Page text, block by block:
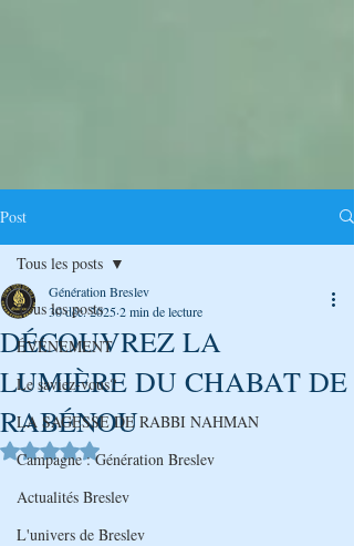
Post
Tous les posts
ÉVÉNEMENT
Le saviez-vous?
LA SAGESSE DE RABBI NAHMAN
Campagne : Génération Breslev
Actualités Breslev
L'univers de Breslev
Tous les posts
DÉCOUVREZ LA
LUMIÈRE DU CHABAT DE
RABÉNOU
Génération Breslev
30 déc. 20252 min de lecture
Noté NaN étoiles sur 5.